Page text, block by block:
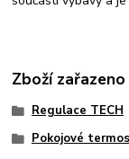
Zboží
Regulace TECH
Pokojové